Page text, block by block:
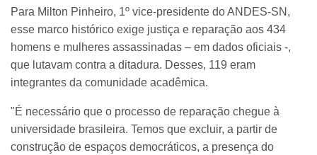
Para Milton Pinheiro, 1º vice-presidente do ANDES-SN,
esse marco histórico exige justiça e reparação aos 434
homens e mulheres assassinadas – em dados oficiais -,
que lutavam contra a ditadura. Desses, 119 eram
integrantes da comunidade acadêmica.
"É necessário que o processo de reparação chegue à
universidade brasileira. Temos que excluir, a partir de
construção de espaços democráticos, a presença do